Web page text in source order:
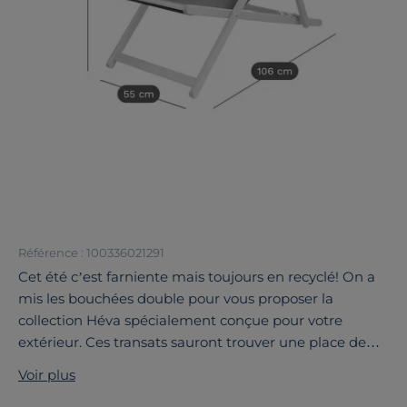
Référence : 100336021291
Cet été c’est farniente mais toujours en recyclé! On a
mis les bouchées double pour vous proposer la
collection Héva spécialement conçue pour votre
extérieur. Ces transats sauront trouver une place de
une belle palette de coloris mais aussi beaucoup
Voir plus